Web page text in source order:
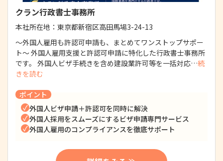
クラン行政書士事務所
本社所在地： 東京都新宿区高田馬場3-24-13
～外国人雇用も許認可申請も、まとめてワンストップサポー
ト～ 外国人雇用支援と許認可申請に特化した行政書士事務所
です。 外国人ビザ手続きを含め建設業許可等を一括対応…続
きを読む
ポイント
外国人ビザ申請＋許認可を同時に解決
外国人採用をスムーズにするビザ申請専門サービス
外国人雇用のコンプライアンスを徹底サポート